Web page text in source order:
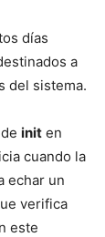
días
a
del sistema.
init en
cuando la
echar un
verifica
este